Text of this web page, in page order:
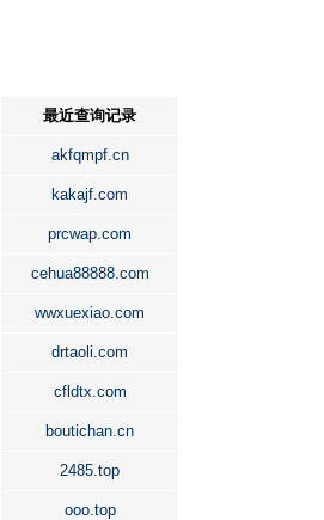
最近查询记录
akfqmpf.cn
kakajf.com
prcwap.com
cehua88888.com
wwxuexiao.com
drtaoli.com
cfldtx.com
boutichan.cn
2485.top
ooo.top